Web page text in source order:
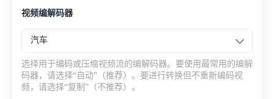
视频编解码器
汽车
选择用于编码或压缩视频流的编解码器。要使用最常用的编解
码器，请选择“自动”（推荐）。要进行转换但不重新编码视
频，请选择“复制”（不推荐）。